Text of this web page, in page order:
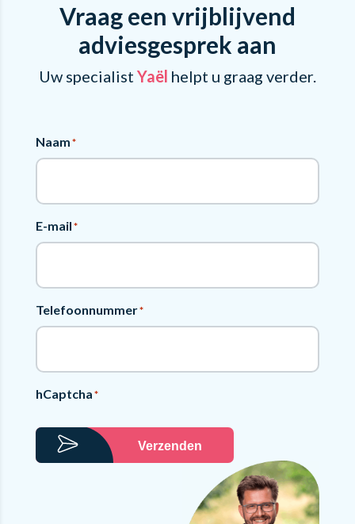
Vraag een vrijblijvend
adviesgesprek aan
Uw specialist Yaël helpt u graag verder.
Naam*
E-mail*
Telefoonnummer*
hCaptcha*
Verzenden